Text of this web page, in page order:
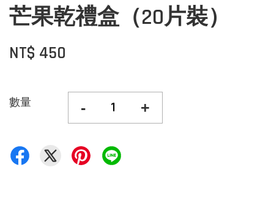
芒果乾禮盒（20片裝）
NT$ 450
數量 - +